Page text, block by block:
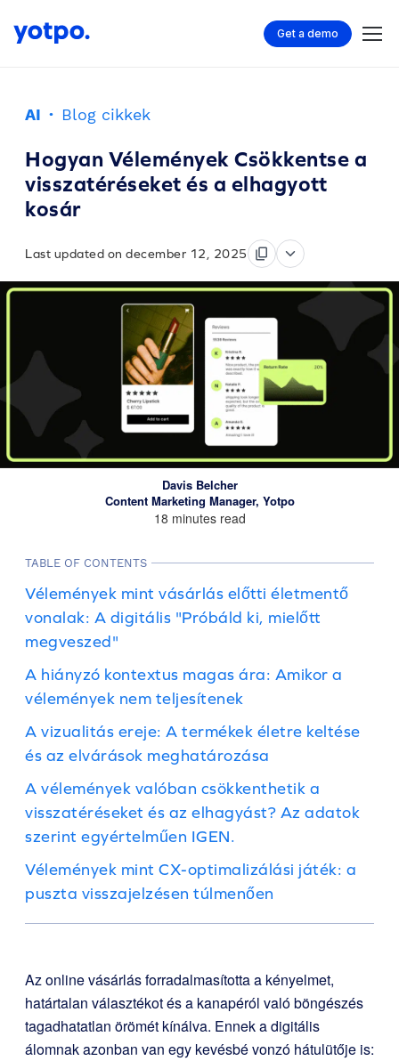
Get a demo
AI · Blog cikkek
Hogyan Vélemények Csökkentse a
visszatéréseket és a elhagyott
kosár
Last updated on december 12, 2025
Davis Belcher
Content Marketing Manager, Yotpo
18 minutes read
TABLE OF CONTENTS
Vélemények mint vásárlás előtti életmentő
vonalak: A digitális "Próbáld ki, mielőtt
megveszed"
A hiányzó kontextus magas ára: Amikor a
vélemények nem teljesítenek
A vizualitás ereje: A termékek életre keltése
és az elvárások meghatározása
A vélemények valóban csökkenthetik a
visszatéréseket és az elhagyást? Az adatok
szerint egyértelműen IGEN.
Vélemények mint CX-optimalizálási játék: a
puszta visszajelzésen túlmenően
Az online vásárlás forradalmasította a kényelmet,
határtalan választékot és a kanapéról való böngészés
tagadhatatlan örömét kínálva. Ennek a digitális
álomnak azonban van egy kevésbé vonzó hátulütője is: